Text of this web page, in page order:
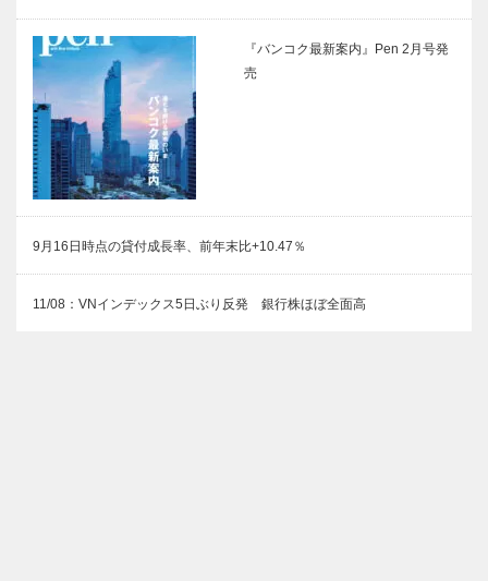
『バンコク最新案内』Pen 2月号発
売
9月16日時点の貸付成長率、前年末比+10.47％
11/08：VNインデックス5日ぶり反発 銀行株ほぼ全面高